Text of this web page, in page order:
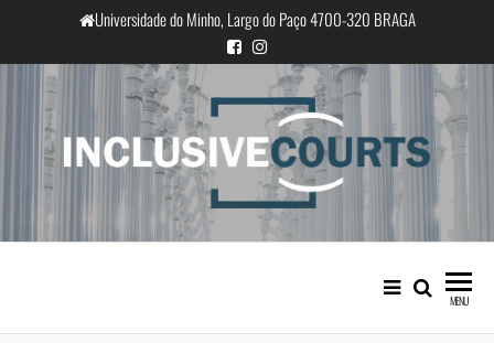
o
conteúdo
Universidade do Minho, Largo do Paço 4700-320 BRAGA
InclusiveCourts
Igualdade e diferença cultural na
prática judicial portuguesa
MENU